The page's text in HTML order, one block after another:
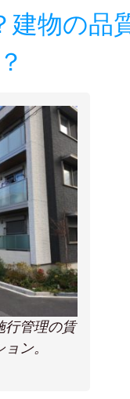
物の品
行管理の賃
ン。